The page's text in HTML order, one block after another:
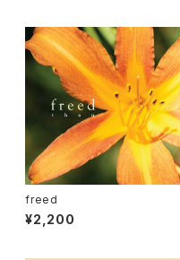
freed
¥2,200